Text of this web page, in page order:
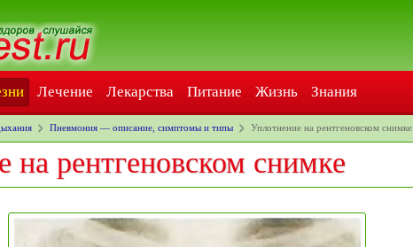
Лечение Лекарства Питание Жизнь Знания
Пневмония — описание, симптомы и типы Уплотнение на рентгеновском снимке
на рентгеновском снимке